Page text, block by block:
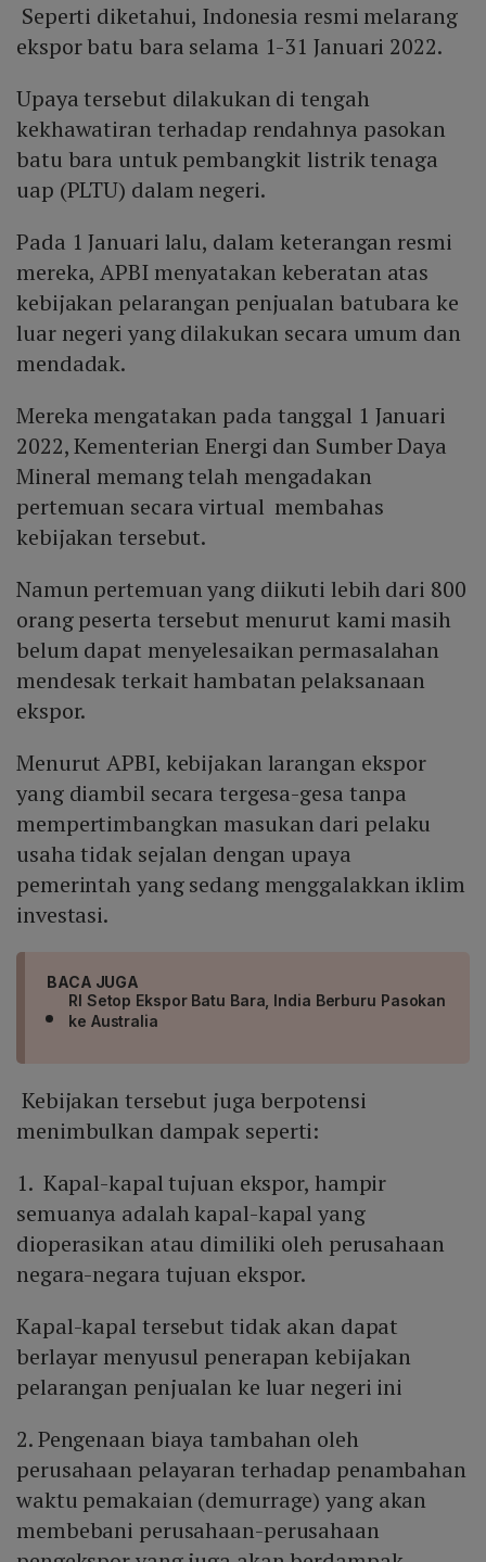
Seperti diketahui, Indonesia resmi melarang
ekspor batu bara selama 1-31 Januari 2022.
Upaya tersebut dilakukan di tengah
kekhawatiran terhadap rendahnya pasokan
batu bara untuk pembangkit listrik tenaga
uap (PLTU) dalam negeri.
Pada 1 Januari lalu, dalam keterangan resmi
mereka, APBI menyatakan keberatan atas
kebijakan pelarangan penjualan batubara ke
luar negeri yang dilakukan secara umum dan
mendadak.
Mereka mengatakan pada tanggal 1 Januari
2022, Kementerian Energi dan Sumber Daya
Mineral memang telah mengadakan
pertemuan secara virtual membahas
kebijakan tersebut.
Namun pertemuan yang diikuti lebih dari 800
orang peserta tersebut menurut kami masih
belum dapat menyelesaikan permasalahan
mendesak terkait hambatan pelaksanaan
ekspor.
Menurut APBI, kebijakan larangan ekspor
yang diambil secara tergesa-gesa tanpa
mempertimbangkan masukan dari pelaku
usaha tidak sejalan dengan upaya
pemerintah yang sedang menggalakkan iklim
investasi.
BACA JUGA
RI Setop Ekspor Batu Bara, India Berburu Pasokan
ke Australia
Kebijakan tersebut juga berpotensi
menimbulkan dampak seperti:
1. Kapal-kapal tujuan ekspor, hampir
semuanya adalah kapal-kapal yang
dioperasikan atau dimiliki oleh perusahaan
negara-negara tujuan ekspor.
Kapal-kapal tersebut tidak akan dapat
berlayar menyusul penerapan kebijakan
pelarangan penjualan ke luar negeri ini
2. Pengenaan biaya tambahan oleh
perusahaan pelayaran terhadap penambahan
waktu pemakaian (demurrage) yang akan
membebani perusahaan-perusahaan